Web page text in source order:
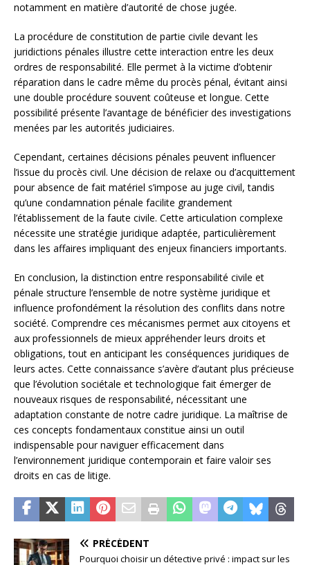
notamment en matière d’autorité de chose jugée.
La procédure de constitution de partie civile devant les
juridictions pénales illustre cette interaction entre les deux
ordres de responsabilité. Elle permet à la victime d’obtenir
réparation dans le cadre même du procès pénal, évitant ainsi
une double procédure souvent coûteuse et longue. Cette
possibilité présente l’avantage de bénéficier des investigations
menées par les autorités judiciaires.
Cependant, certaines décisions pénales peuvent influencer
l’issue du procès civil. Une décision de relaxe ou d’acquittement
pour absence de fait matériel s’impose au juge civil, tandis
qu’une condamnation pénale facilite grandement
l’établissement de la faute civile. Cette articulation complexe
nécessite une stratégie juridique adaptée, particulièrement
dans les affaires impliquant des enjeux financiers importants.
En conclusion, la distinction entre responsabilité civile et
pénale structure l’ensemble de notre système juridique et
influence profondément la résolution des conflits dans notre
société. Comprendre ces mécanismes permet aux citoyens et
aux professionnels de mieux appréhender leurs droits et
obligations, tout en anticipant les conséquences juridiques de
leurs actes. Cette connaissance s’avère d’autant plus précieuse
que l’évolution sociétale et technologique fait émerger de
nouveaux risques de responsabilité, nécessitant une
adaptation constante de notre cadre juridique. La maîtrise de
ces concepts fondamentaux constitue ainsi un outil
indispensable pour naviguer efficacement dans
l’environnement juridique contemporain et faire valoir ses
droits en cas de litige.
PRÉCÉDENT
Pourquoi choisir un détective privé : impact sur les